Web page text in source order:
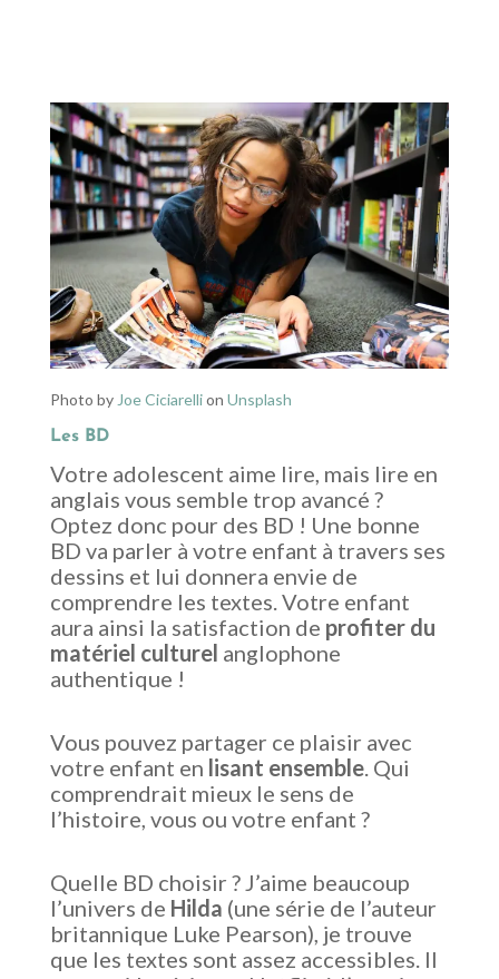
Photo by Joe Ciciarellion Unsplash
Les BD
Votre adolescent aime lire, mais lire en
anglais vous semble trop avancé ?
Optez donc pour des BD ! Une bonne
BD va parler à votre enfant à travers ses
dessins et lui donnera envie de
comprendre les textes. Votre enfant
aura ainsi la satisfaction de profiter du
matériel culturel anglophone
authentique !
Vous pouvez partager ce plaisir avec
votre enfant en lisant ensemble. Qui
comprendrait mieux le sens de
l’histoire, vous ou votre enfant ?
Quelle BD choisir ? J’aime beaucoup
l’univers de Hilda (une série de l’auteur
britannique Luke Pearson), je trouve
que les textes sont assez accessibles. Il